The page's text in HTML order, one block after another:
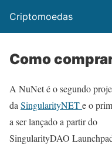
Criptomoedas
Como
A NuNet é o segundo
da SingularityNETe o
a ser lançado a partir do
SingularityDAO